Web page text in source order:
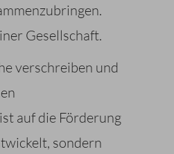
Gesellschaft.
verschreiben und
auf die Förderung
sondern